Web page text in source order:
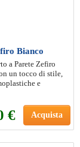
Bianco
a Parete Zefiro
un tocco di stile,
e
€ Acquista